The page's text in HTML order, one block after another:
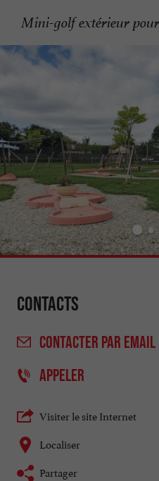
Mini-golf extérieur
Contacts
CONTACTER PAR EMAIL
APPELER
Visiter le site Internet
Localiser
Partager